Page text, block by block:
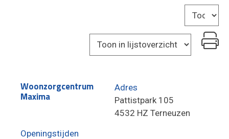
Woonzorgcentrum
Maxima
Adres
Pattistpark 105
4532 HZ Terneuzen
Openingstijden